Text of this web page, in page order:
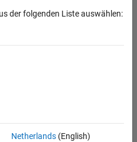
Testen
für
der folgenden Liste auswählen:
Netherlands(English)